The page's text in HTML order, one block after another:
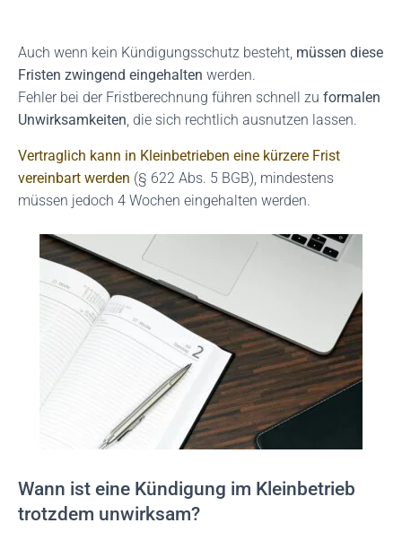
Auch wenn kein Kündigungsschutz besteht, müssen diese
Fristen zwingend eingehalten werden.
Fehler bei der Fristberechnung führen schnell zu formalen
Unwirksamkeiten, die sich rechtlich ausnutzen lassen.
Vertraglich kann in Kleinbetrieben eine kürzere Frist
vereinbart werden (§ 622 Abs. 5 BGB), mindestens
müssen jedoch 4 Wochen eingehalten werden.
Wann ist eine Kündigung im Kleinbetrieb
trotzdem unwirksam?